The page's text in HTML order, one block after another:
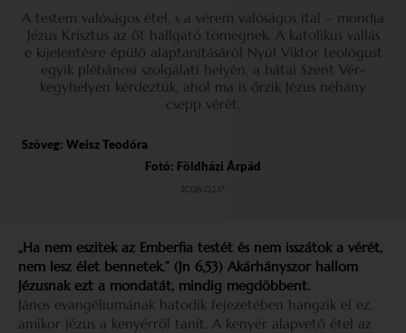
A testem valóságos étel, s a vérem valóságos ital – mondja
Jézus Krisztus az őt hallgató tömegnek. A katolikus vallás
e kijelentésre épülő alaptanításáról Nyúl Viktor teológust
egyik plébánosi szolgálati helyén, a bátai Szent Vér-
kegyhelyen kérdeztük, ahol ma is őrzik Jézus néhány
csepp vérét.
Szöveg: Weisz Teodóra
Fotó: Földházi Árpád
2026.02.17.
„Ha nem eszitek az Emberfia testét és nem isszátok a vérét,
nem lesz élet bennetek.” (Jn 6,53) Akárhányszor hallom
Jézusnak ezt a mondatát, mindig megdöbbent.
János evangéliumának hatodik fejezetében hangzik el ez,
amikor Jézus a kenyérről tanít. A kenyér alapvető étel az